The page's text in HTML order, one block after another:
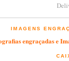
IMAGENS
engraçadas e